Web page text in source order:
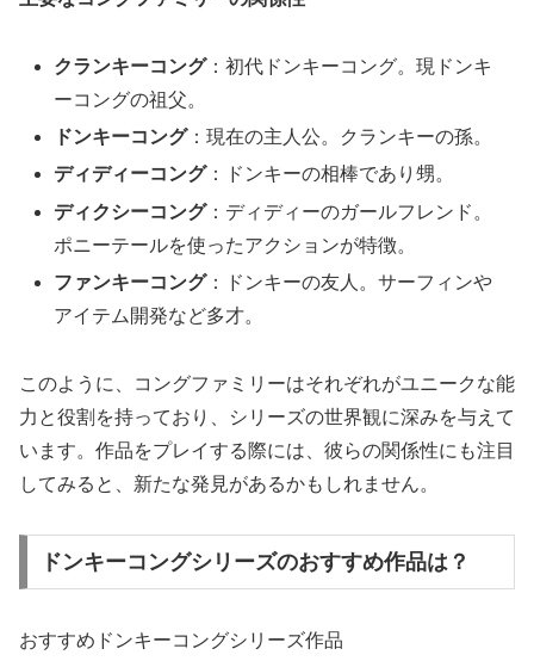
クランキーコング：初代ドンキーコング。現ドンキ
ーコングの祖父。
ドンキーコング：現在の主人公。クランキーの孫。
ディディーコング：ドンキーの相棒であり甥。
ディクシーコング：ディディーのガールフレンド。
ポニーテールを使ったアクションが特徴。
ファンキーコング：ドンキーの友人。サーフィンや
アイテム開発など多才。
このように、コングファミリーはそれぞれがユニークな能
力と役割を持っており、シリーズの世界観に深みを与えて
います。作品をプレイする際には、彼らの関係性にも注目
してみると、新たな発見があるかもしれません。
ドンキーコングシリーズのおすすめ作品は？
おすすめドンキーコングシリーズ作品